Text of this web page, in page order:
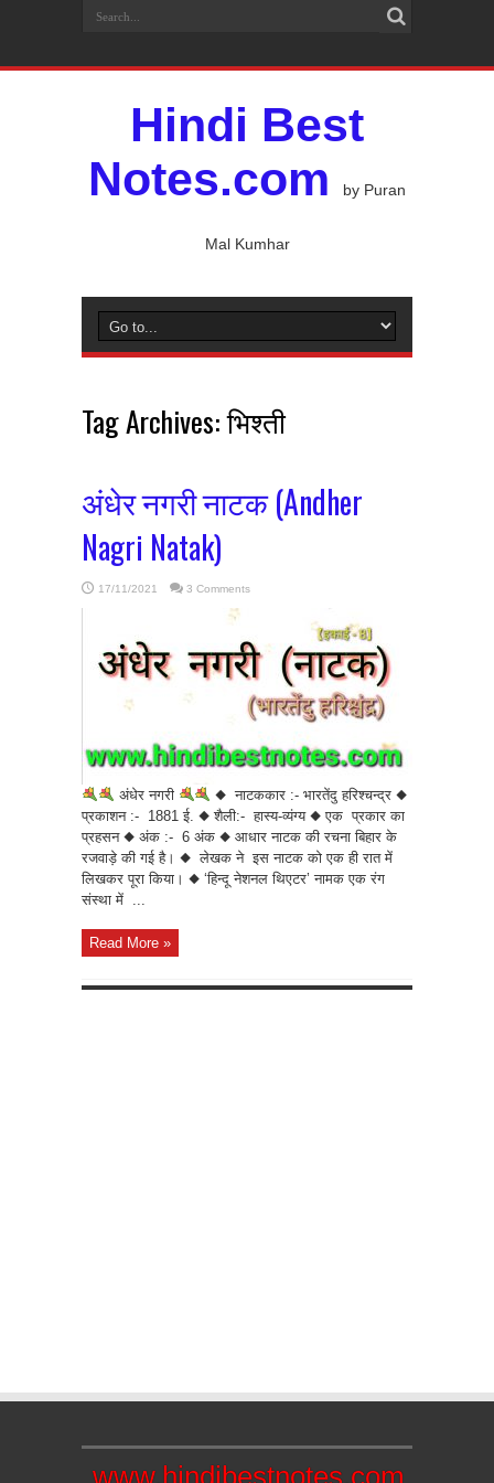
Hindi Best
Notes.com
by Puran
Mal Kumhar
Tag Archives:भिश्ती
अंधेर नगरी नाटक (Andher
Nagri Natak)
17/11/2021 3 Comments
अंधेर नगरी
◆ नाटककार :- भारतेंदु हरिश्चन्द्र ◆
प्रकाशन :- 1881 ई. ◆ शैली:- हास्य-व्यंग्य ◆ एक प्रकार का
प्रहसन ◆ अंक :- 6 अंक ◆ आधार नाटक की रचना बिहार के
रजवाड़े की गई है। ◆ लेखक ने इस नाटक को एक ही रात में
लिखकर पूरा किया। ◆ ‘हिन्दू नेशनल थिएटर’ नामक एक रंग
संस्था में ...
Read More »
www.hindibestnotes.com